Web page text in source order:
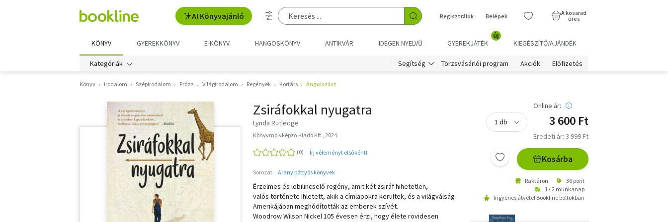
AI Könyvajánló Regisztrálok Belépek
A kosarad
üres
KÖNYV GYEREKKÖNYV E-KÖNYV HANGOSKÖNYV ANTIKVÁR IDEGEN NYELVŰ GYEREKJÁTÉK
új
KIEGÉSZÍTŐ/AJÁNDÉK
Kategóriák Segítség Törzsvásárlói program Akciók Előfizetés
Könyv Irodalom Szépirodalom Próza Világirodalom Regények Kortárs Angolszász
Zsiráfokkal nyugatra
Lynda Rutledge
Könyvmolyképző Kiadó Kft., 2024
Írj véleményt elsőként!
Sorozat: Arany pöttyös könyvek
Érzelmes és lebilincselő regény, amit két zsiráf hihetetlen,
valós története ihletett, akik a címlapokra kerültek, és a világválság
Amerikájában meghódították az emberek szívét.
Woodrow Wilson Nickel 105 évesen érzi, hogy élete rövidesen
Online ár:
3 600 Ft
Eredeti ár: 3 999 Ft
Kosárba
Raktáron
36 pont
1 - 2 munkanap
Ingyenes átvétel Bookline boltokban